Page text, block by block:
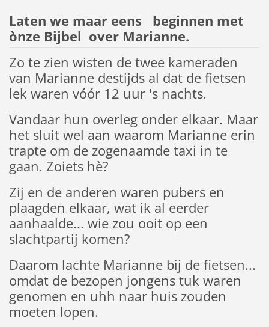
Laten we maar eens beginnen met
ònze Bijbel over Marianne.
Zo te zien wisten de twee kameraden
van Marianne destijds al dat de fietsen
lek waren vóór 12 uur 's nachts.
Vandaar hun overleg onder elkaar. Maar
het sluit wel aan waarom Marianne erin
trapte om de zogenaamde taxi in te
gaan. Zoiets hè?
Zij en de anderen waren pubers en
plaagden elkaar, wat ik al eerder
aanhaalde... wie zou ooit op een
slachtpartij komen?
Daarom lachte Marianne bij de fietsen...
omdat de bezopen jongens tuk waren
genomen en uhh naar huis zouden
moeten lopen.